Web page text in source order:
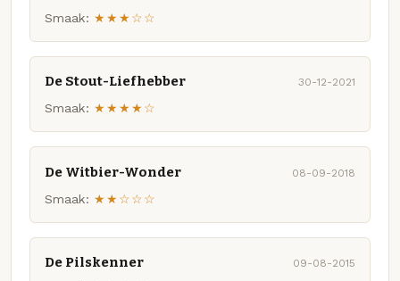
Smaak: ★★★☆☆
De Stout-Liefhebber 30-12-2021
Smaak: ★★★★☆
De Witbier-Wonder 08-09-2018
Smaak: ★★☆☆☆
De Pilskenner 09-08-2015